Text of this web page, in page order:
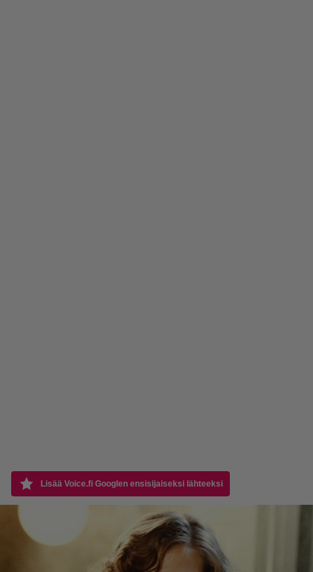
Lisää Voice.fi Googlen ensisijaiseksi lähteeksi